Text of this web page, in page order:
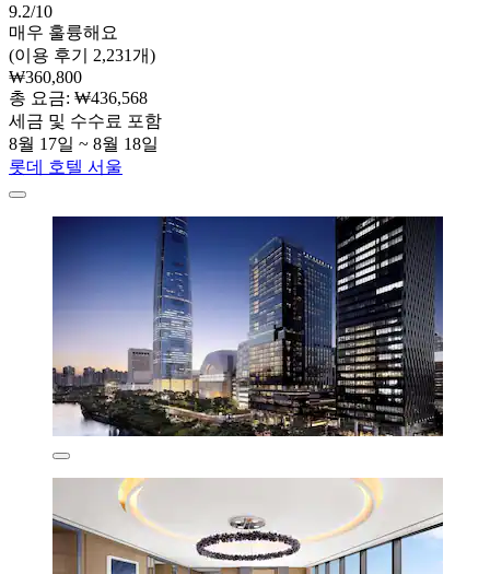
9.2/10
매우 훌륭해요
(이용 후기 2,231개)
₩360,800
총 요금: ₩436,568
세금 및 수수료 포함
8월 17일 ~ 8월 18일
롯데 호텔 서울